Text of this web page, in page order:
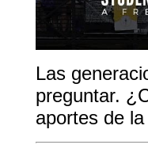
Las
preguntar.
aportes de